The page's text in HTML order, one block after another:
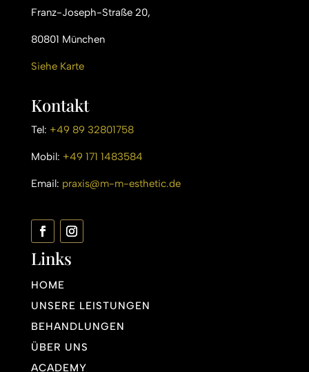
Franz-Joseph-Straße 20,
80801 München
Siehe Karte
Kontakt
Tel: +49 89 32801758
Mobil: +49 171 1483584
Email: praxis@m-m-esthetic.de
Links
HOME
UNSERE LEISTUNGEN
BEHANDLUNGEN
ÜBER UNS
ACADEMY